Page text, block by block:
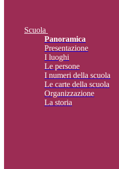
Scuola
Panoramica
Presentazione
I luoghi
Le persone
I numeri della scuola
Le carte della scuola
Organizzazione
La storia